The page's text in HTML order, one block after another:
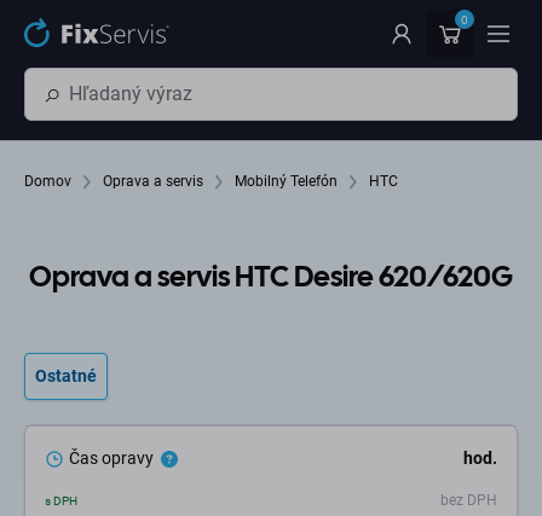
Preskočiť na hlavný obsah 0
Domov Oprava a servis Mobilný Telefón HTC
Oprava a servis HTC Desire 620/620G
Ostatné
Čas opravy hod.
s DPH bez DPH